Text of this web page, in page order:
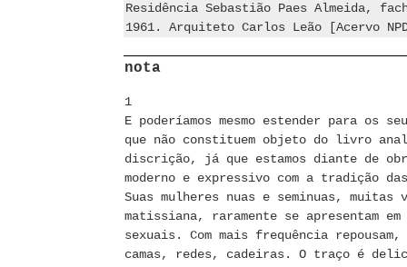
Residência Sebastião Paes Almeida,
1961. Arquiteto Carlos Leão [Acervo
nota
1
E poderíamos mesmo estender para os
que não constituem objeto do livro
discrição, já que estamos diante de
moderno e expressivo com a tradição
Suas mulheres nuas e seminuas, muitas
matissiana, raramente se apresentam
sexuais. Com mais frequência
camas, redes, cadeiras. O traço é